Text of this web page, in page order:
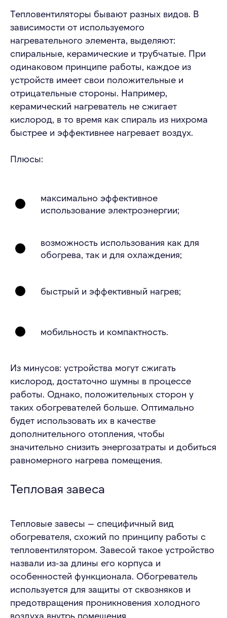
Тепловентиляторы бывают разных видов. В
зависимости от используемого
нагревательного элемента, выделяют:
спиральные, керамические и трубчатые. При
одинаковом принципе работы, каждое из
устройств имеет свои положительные и
отрицательные стороны. Например,
керамический нагреватель не сжигает
кислород, в то время как спираль из нихрома
быстрее и эффективнее нагревает воздух.
Плюсы:
максимально эффективное
использование электроэнергии;
возможность использования как для
обогрева, так и для охлаждения;
быстрый и эффективный нагрев;
мобильность и компактность.
Из минусов: устройства могут сжигать
кислород, достаточно шумны в процессе
работы. Однако, положительных сторон у
таких обогревателей больше. Оптимально
будет использовать их в качестве
дополнительного отопления, чтобы
значительно снизить энергозатраты и добиться
равномерного нагрева помещения.
Тепловая завеса
Тепловые завесы — специфичный вид
обогревателя, схожий по принципу работы с
тепловентилятором. Завесой такое устройство
назвали из-за длины его корпуса и
особенностей функционала. Обогреватель
используется для защиты от сквозняков и
предотвращения проникновения холодного
воздуха внутрь помещения.